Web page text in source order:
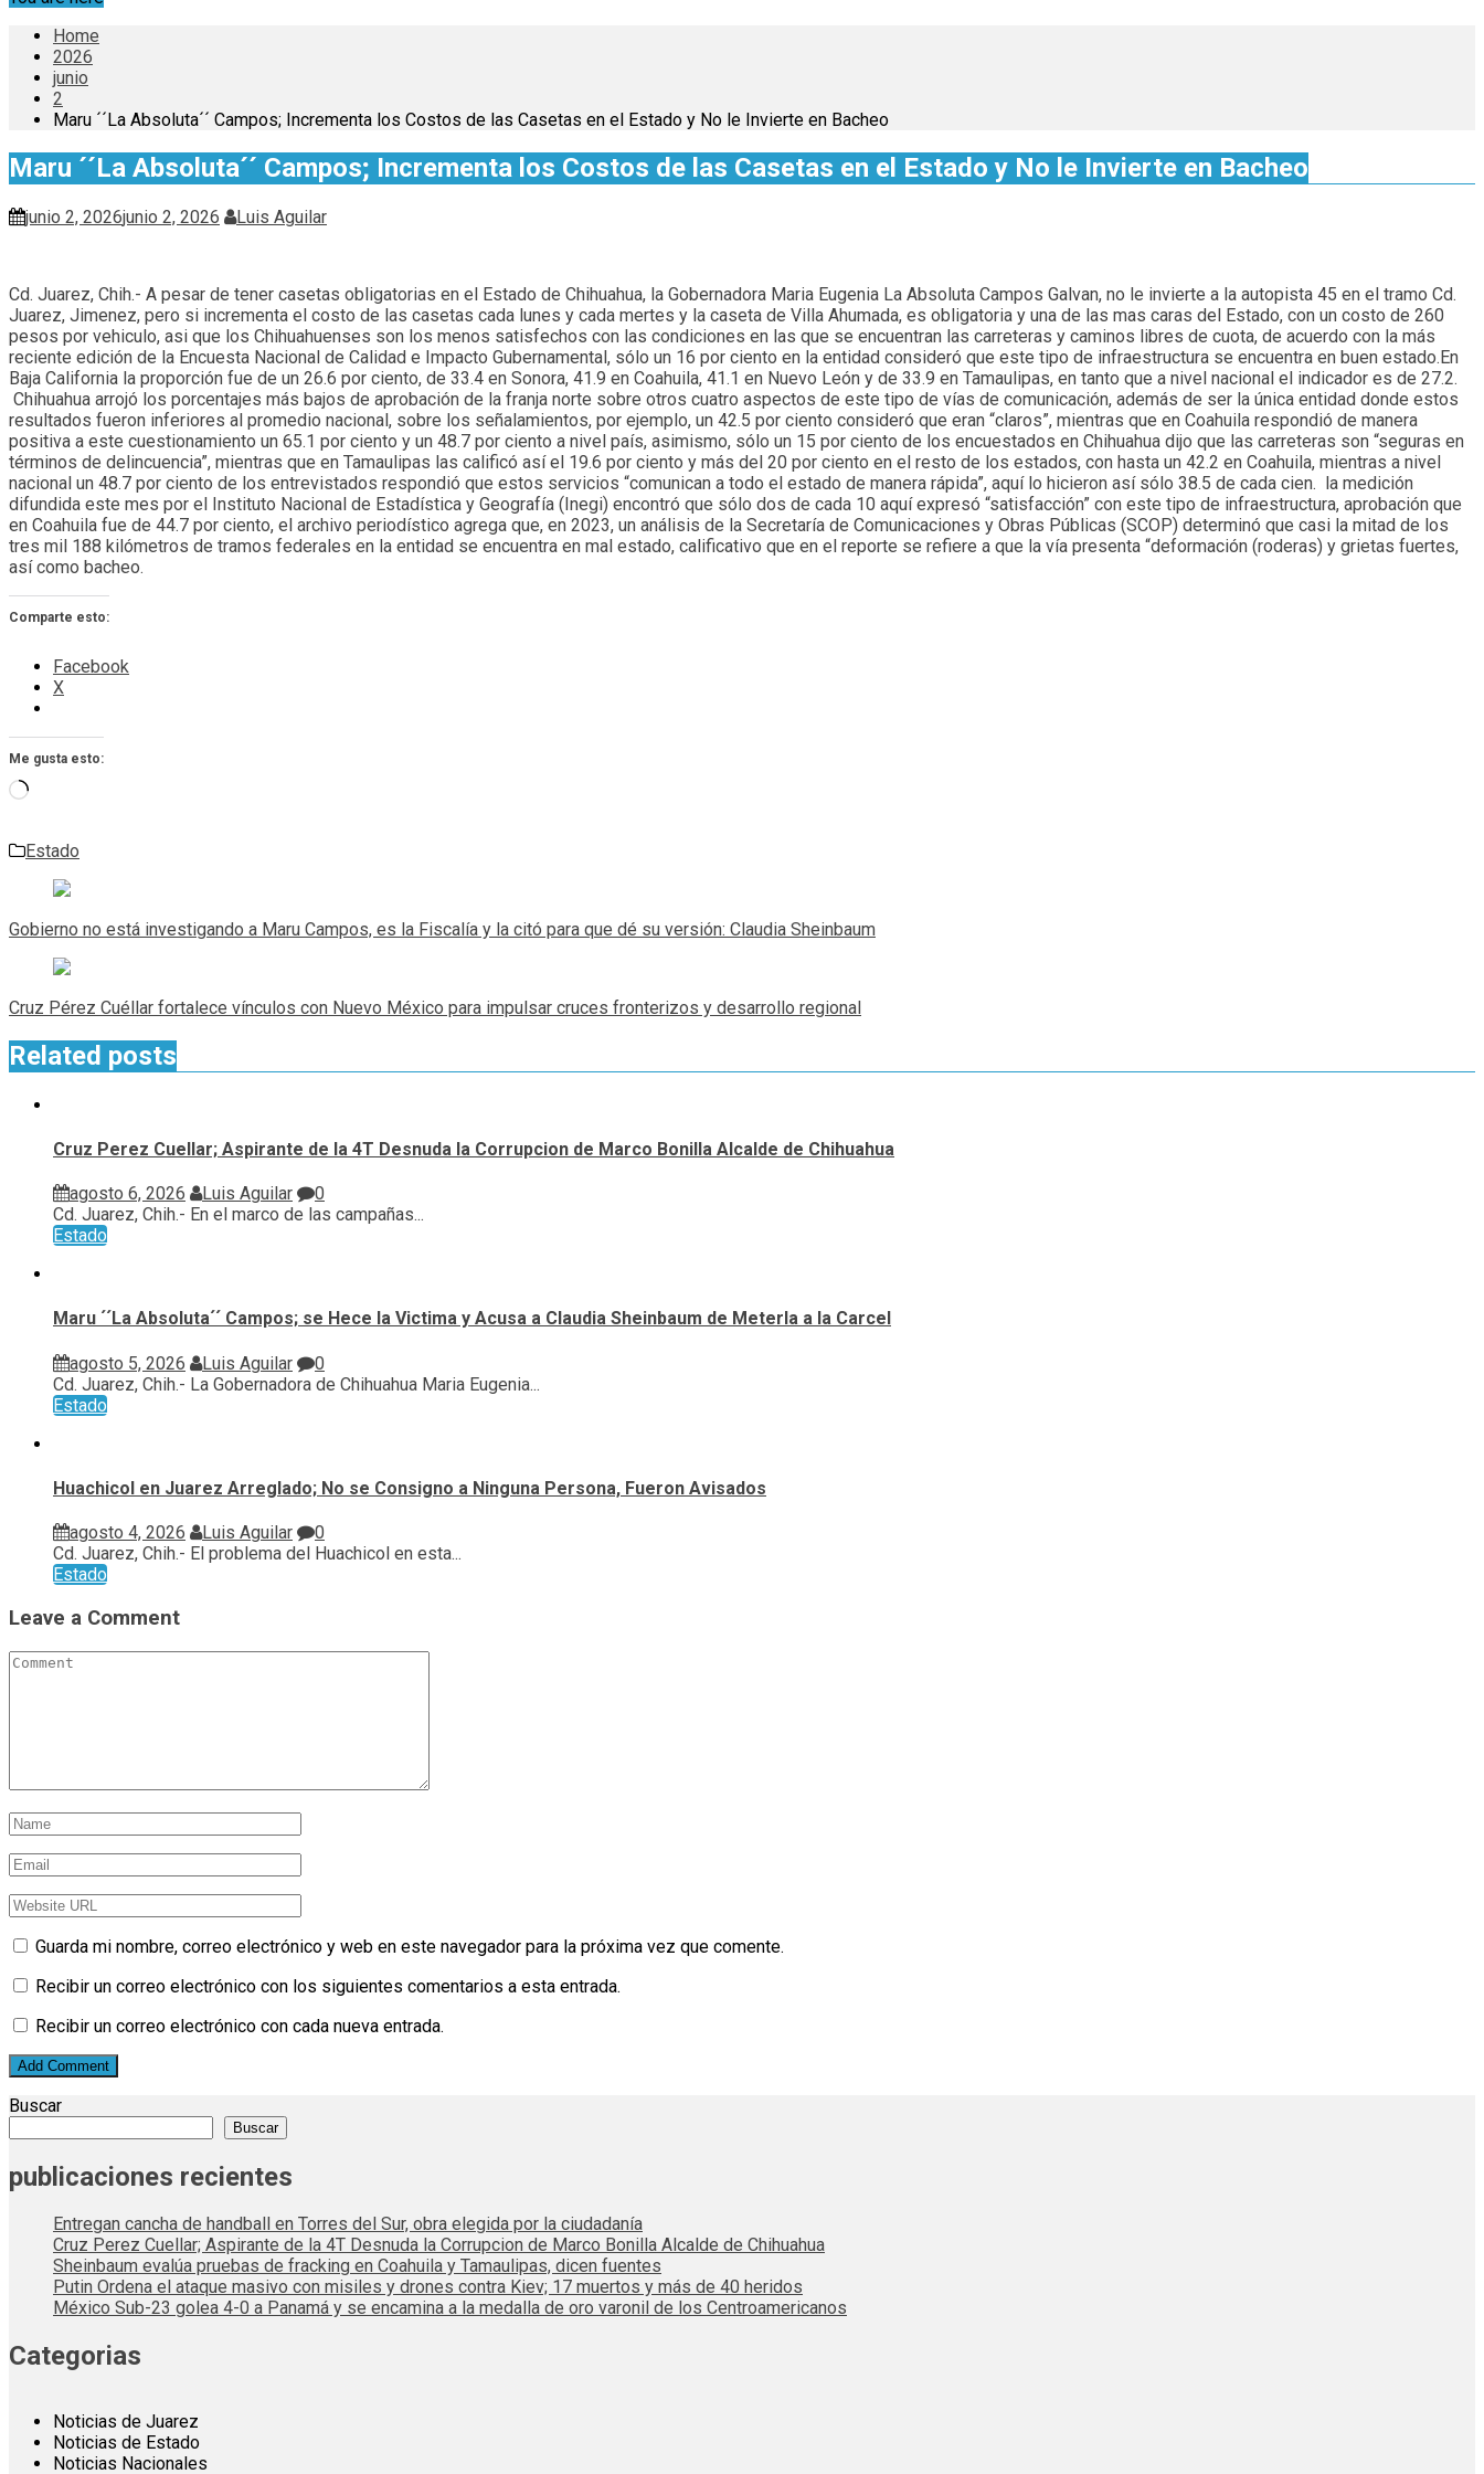
Home
2026
junio
2
Maru ´´La Absoluta´´ Campos; Incrementa los Costos de las Casetas en el Estado y No le Invierte en Bacheo
Maru ´´La Absoluta´´ Campos; Incrementa los Costos de las Casetas en el Estado y No le Invierte en Bacheo
junio 2, 2026junio 2, 2026 Luis Aguilar
Cd. Juarez, Chih.- A pesar de tener casetas obligatorias en el Estado de Chihuahua, la Gobernadora Maria Eugenia La Absoluta Campos Galvan, no le invierte a la autopista 45 en el tramo Cd.
Juarez, Jimenez, pero si incrementa el costo de las casetas cada lunes y cada mertes y la caseta de Villa Ahumada, es obligatoria y una de las mas caras del Estado, con un costo de 260
pesos por vehiculo, asi que los Chihuahuenses son los menos satisfechos con las condiciones en las que se encuentran las carreteras y caminos libres de cuota, de acuerdo con la más
reciente edición de la Encuesta Nacional de Calidad e Impacto Gubernamental, sólo un 16 por ciento en la entidad consideró que este tipo de infraestructura se encuentra en buen estado.En
Baja California la proporción fue de un 26.6 por ciento, de 33.4 en Sonora, 41.9 en Coahuila, 41.1 en Nuevo León y de 33.9 en Tamaulipas, en tanto que a nivel nacional el indicador es de 27.2.
Chihuahua arrojó los porcentajes más bajos de aprobación de la franja norte sobre otros cuatro aspectos de este tipo de vías de comunicación, además de ser la única entidad donde estos
resultados fueron inferiores al promedio nacional, sobre los señalamientos, por ejemplo, un 42.5 por ciento consideró que eran “claros”, mientras que en Coahuila respondió de manera
positiva a este cuestionamiento un 65.1 por ciento y un 48.7 por ciento a nivel país, asimismo, sólo un 15 por ciento de los encuestados en Chihuahua dijo que las carreteras son “seguras en
términos de delincuencia”, mientras que en Tamaulipas las calificó así el 19.6 por ciento y más del 20 por ciento en el resto de los estados, con hasta un 42.2 en Coahuila, mientras a nivel
nacional un 48.7 por ciento de los entrevistados respondió que estos servicios “comunican a todo el estado de manera rápida”, aquí lo hicieron así sólo 38.5 de cada cien. la medición
difundida este mes por el Instituto Nacional de Estadística y Geografía (Inegi) encontró que sólo dos de cada 10 aquí expresó “satisfacción” con este tipo de infraestructura, aprobación que
en Coahuila fue de 44.7 por ciento, el archivo periodístico agrega que, en 2023, un análisis de la Secretaría de Comunicaciones y Obras Públicas (SCOP) determinó que casi la mitad de los
tres mil 188 kilómetros de tramos federales en la entidad se encuentra en mal estado, calificativo que en el reporte se refiere a que la vía presenta “deformación (roderas) y grietas fuertes,
así como bacheo.
Comparte esto:
Facebook
X
Me gusta esto:
Cargando...
Estado
Navegación
de
entradas
Gobierno no está investigando a Maru Campos, es la Fiscalía y la citó para que dé su versión: Claudia Sheinbaum
Cruz Pérez Cuéllar fortalece vínculos con Nuevo México para impulsar cruces fronterizos y desarrollo regional
Related posts
Cruz Perez Cuellar; Aspirante de la 4T Desnuda la Corrupcion de Marco Bonilla Alcalde de Chihuahua
agosto 6, 2026 Luis Aguilar
0
Cd. Juarez, Chih.- En el marco de las campañas...
Estado
Maru ´´La Absoluta´´ Campos; se Hece la Victima y Acusa a Claudia Sheinbaum de Meterla a la Carcel
agosto 5, 2026 Luis Aguilar
0
Cd. Juarez, Chih.- La Gobernadora de Chihuahua Maria Eugenia...
Estado
Huachicol en Juarez Arreglado; No se Consigno a Ninguna Persona, Fueron Avisados
agosto 4, 2026 Luis Aguilar
0
Cd. Juarez, Chih.- El problema del Huachicol en esta...
Estado
Leave a Comment
Guarda mi nombre, correo electrónico y web en este navegador para la próxima vez que comente.
Recibir un correo electrónico con los siguientes comentarios a esta entrada.
Recibir un correo electrónico con cada nueva entrada.
Buscar
Buscar
publicaciones recientes
Entregan cancha de handball en Torres del Sur, obra elegida por la ciudadanía
Cruz Perez Cuellar; Aspirante de la 4T Desnuda la Corrupcion de Marco Bonilla Alcalde de Chihuahua
Sheinbaum evalúa pruebas de fracking en Coahuila y Tamaulipas, dicen fuentes
Putin Ordena el ataque masivo con misiles y drones contra Kiev; 17 muertos y más de 40 heridos
México Sub-23 golea 4-0 a Panamá y se encamina a la medalla de oro varonil de los Centroamericanos
Categorias
Noticias de Juarez
Noticias de Estado
Noticias Nacionales